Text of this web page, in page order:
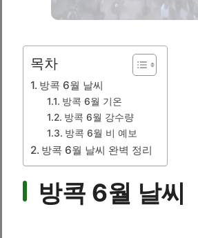
목차
방콕 6월 날씨
방콕 6월 기온
방콕 6월 강수량
방콕 6월 비 예보
방콕 6월 날씨 완벽 정리
방콕 6월 날씨